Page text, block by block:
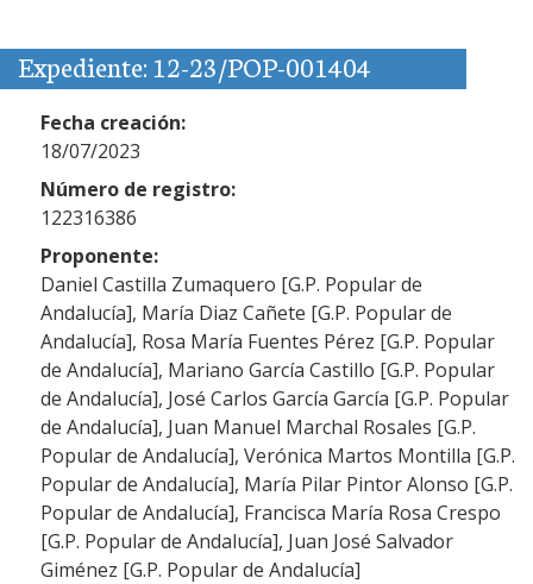
Expediente: 12-23/POP-001404
Fecha creación:
18/07/2023
Número de registro:
122316386
Proponente:
Daniel Castilla Zumaquero [G.P. Popular de
Andalucía], María Diaz Cañete [G.P. Popular de
Andalucía], Rosa María Fuentes Pérez [G.P. Popular
de Andalucía], Mariano García Castillo [G.P. Popular
de Andalucía], José Carlos García García [G.P. Popular
de Andalucía], Juan Manuel Marchal Rosales [G.P.
Popular de Andalucía], Verónica Martos Montilla [G.P.
Popular de Andalucía], María Pilar Pintor Alonso [G.P.
Popular de Andalucía], Francisca María Rosa Crespo
[G.P. Popular de Andalucía], Juan José Salvador
Giménez [G.P. Popular de Andalucía]